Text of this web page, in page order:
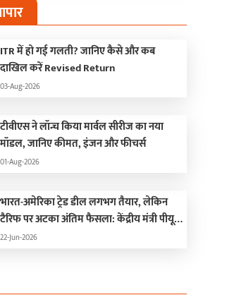
ITR में हो गई गलती? जानिए कैसे और कब
दाखिल करें Revised Return
03-Aug-2026
टीवीएस ने लॉन्च किया मार्वल सीरीज का नया
मॉडल, जानिए कीमत, इंजन और फीचर्स
01-Aug-2026
भारत-अमेरिका ट्रेड डील लगभग तैयार, लेकिन
टैरिफ पर अटका अंतिम फैसला: केंद्रीय मंत्री पीयूष
गोयल
22-Jun-2026